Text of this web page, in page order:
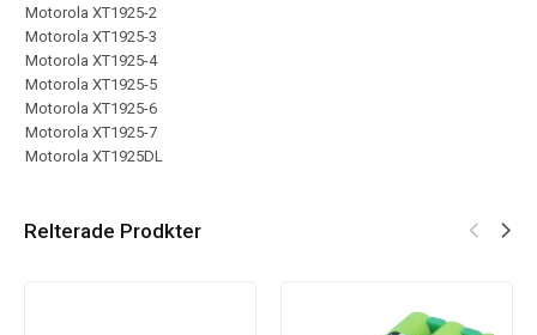
Motorola XT1925-2
Motorola XT1925-3
Motorola XT1925-4
Motorola XT1925-5
Motorola XT1925-6
Motorola XT1925-7
Motorola XT1925DL
Relterade Prodkter